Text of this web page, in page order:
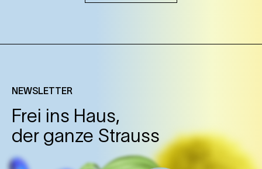
NEWSLETTER
Frei ins Haus,
der ganze Strauss